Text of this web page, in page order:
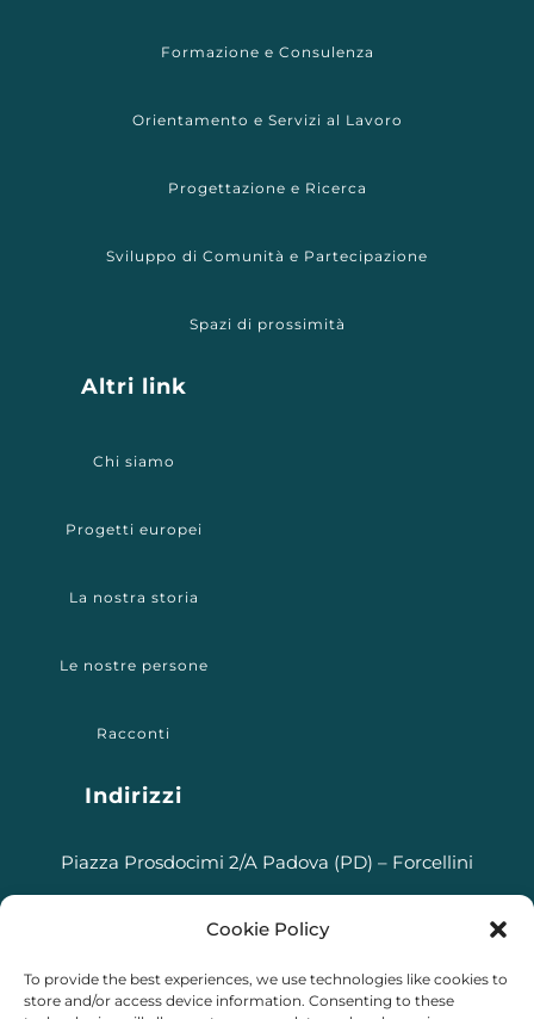
Cookie Policy
To provide the best experiences, we use technologies like cookies to
store and/or access device information. Consenting to these
Formazione e Consulenza
Orientamento e Servizi al Lavoro
Progettazione e Ricerca
Sviluppo di Comunità e Partecipazione
Spazi di prossimità
Altri link
Chi siamo
Progetti europei
La nostra storia
Le nostre persone
Racconti
Indirizzi
Piazza Prosdocimi 2/A Padova (PD) – Forcellini
Contatti